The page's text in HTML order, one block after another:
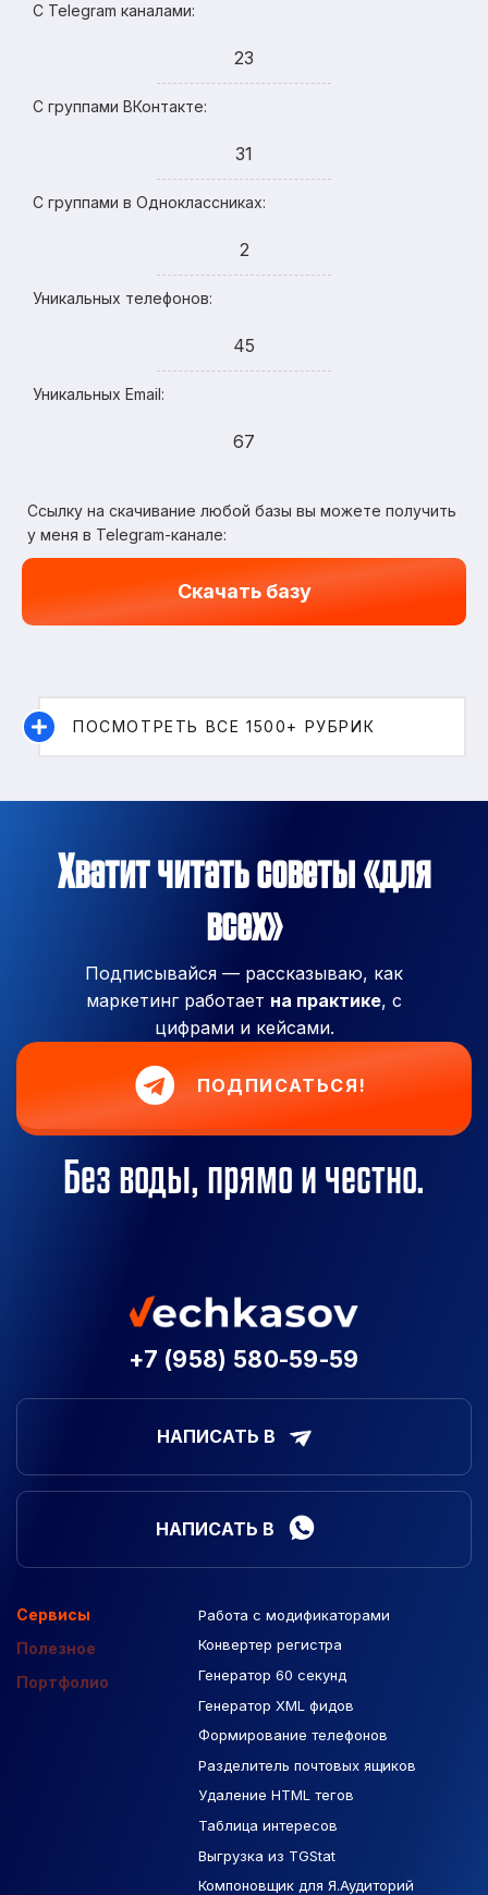
С Telegram каналами:
23
С группами ВКонтакте:
31
С группами в Одноклассниках:
2
Уникальных телефонов:
45
Уникальных Email:
67
Ссылку на скачивание любой базы вы можете получить
у меня в Telegram-канале:
Скачать базу
ПОСМОТРЕТЬ ВСЕ 1500+ РУБРИК
Хватит читать советы «для
всех»
Подписывайся — рассказываю, как
маркетинг работает на практике, с
цифрами и кейсами.
ПОДПИСАТЬСЯ!
Без воды, прямо и честно.
+7 (958) 580-59-59
НАПИСАТЬ В
НАПИСАТЬ В
Сервисы
Полезное
Портфолио
Работа с модификаторами
Конвертер регистра
Генератор 60 секунд
Генератор XML фидов
Формирование телефонов
Разделитель почтовых ящиков
Удаление HTML тегов
Таблица интересов
Выгрузка из TGStat
Компоновщик для Я.Аудиторий
Подборка сайтов
Макеты Figma
База Яндекс Карты
РСЯ площадки
Созданные сайты
Контекстная реклама